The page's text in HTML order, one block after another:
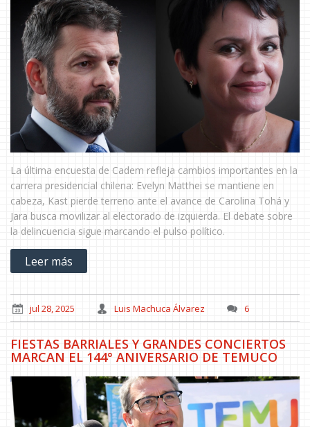
La última encuesta de Cadem refleja cambios importantes en la
carrera presidencial chilena: Evelyn Matthei se mantiene en
cabeza, Kast pierde terreno ante el avance de Carolina Tohá y
Jara busca movilizar al electorado de izquierda. El debate sobre
la delincuencia sigue marcando el pulso político.
Leer más
jul 28, 2025 Luis Machuca Álvarez 6
FIESTAS BARRIALES Y GRANDES CONCIERTOS
MARCAN EL 144° ANIVERSARIO DE TEMUCO